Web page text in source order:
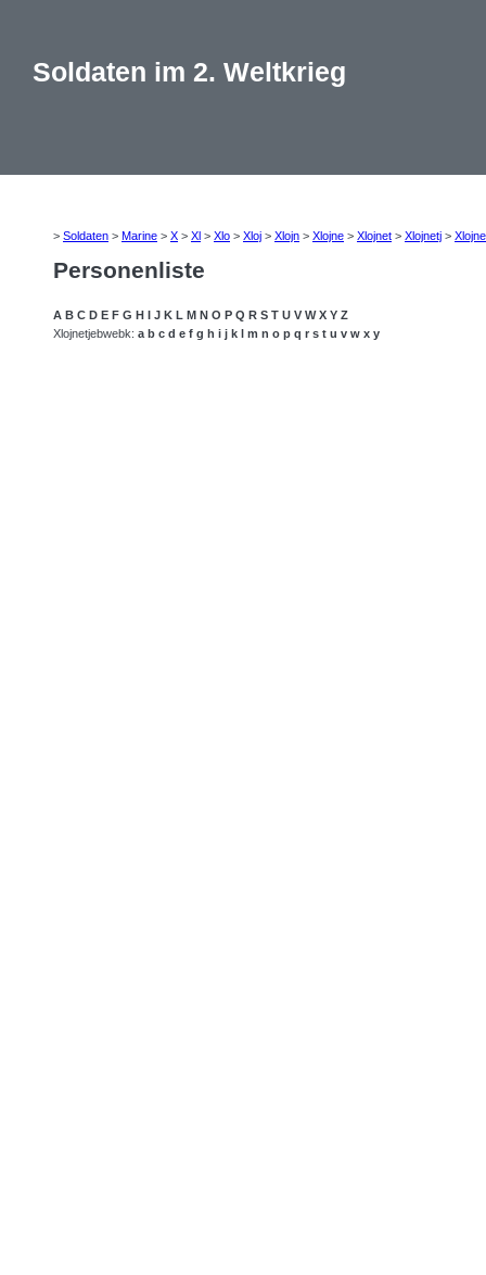
Soldaten im 2. Weltkrieg
> Soldaten > Marine > X > Xl > Xlo > Xloj > Xlojn > Xlojne > Xlojnet > Xlojnetj >
Personenliste
A B C D E F G H I J K L M N O P Q R S T U V W X Y Z
Xlojnetjebwebk: a b c d e f g h i j k l m n o p q r s t u v w x y